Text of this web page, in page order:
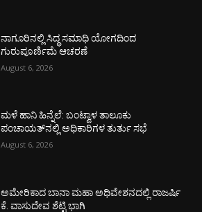
ನಾಗೂರಿನಲ್ಲಿ ಸಿದ್ಧ ಸಮಾಧಿ ಯೋಗದಿಂದ
ಗುರುಪೂರ್ಣಿಮೆ ಆಚರಣೆ
August 6, 2026
ಮಳೆ ಹಾನಿ ಹಿನ್ನೆಲೆ: ಬಂಟ್ವಾಳ ತಾಲೂಕು
ಪಂಚಾಯತ್‌ನಲ್ಲಿ ಅಧಿಕಾರಿಗಳ ತುರ್ತು ಸಭೆ
August 6, 2026
ಅಮೇರಿಕಾದ ಬಾನಾ ಮಹಾ ಅಧಿವೇಶನದಲ್ಲಿ ರಾಜರ್ಷಿ
ಕೆ. ವಾಸುದೇವ ಶೆಟ್ಟಿ ಭಾಗಿ